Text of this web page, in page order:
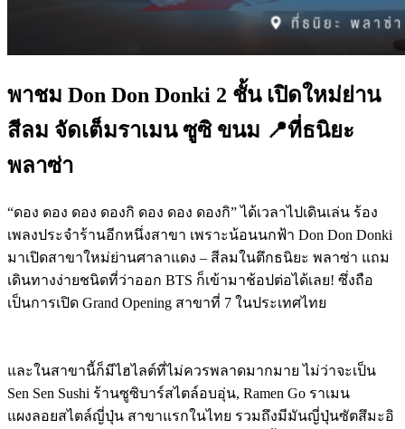
พาชม Don Don Donki 2 ชั้น เปิดใหม่ย่าน
สีลม จัดเต็มราเมน ซูซิ ขนม 📍ที่ธนิยะ
พลาซ่า
“ดอง ดอง ดอง ดองกิ ดอง ดอง ดองกิ” ได้เวลาไปเดินเล่น ร้อง
เพลงประจำร้านอีกหนึ่งสาขา เพราะน้อนนกฟ้า Don Don Donki
มาเปิดสาขาใหม่ย่านศาลาแดง – สีลมในตึกธนิยะ พลาซ่า แถม
เดินทางง่ายชนิดที่ว่าออก BTS ก็เข้ามาช้อปต่อได้เลย! ซึ่งถือ
เป็นการเปิด Grand Opening สาขาที่ 7 ในประเทศไทย
และในสาขานี้ก็มีไฮไลต์ที่ไม่ควรพลาดมากมาย ไม่ว่าจะเป็น
Sen Sen Sushi ร้านซูซิบาร์สไตล์อบอุ่น, Ramen Go ราเมน
แผงลอยสไตล์ญี่ปุ่น สาขาแรกในไทย รวมถึงมีมันญี่ปุ่นซัตสึมะอิ